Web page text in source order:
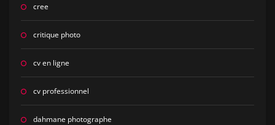
cree
critique photo
cv en ligne
cv professionnel
dahmane photographe